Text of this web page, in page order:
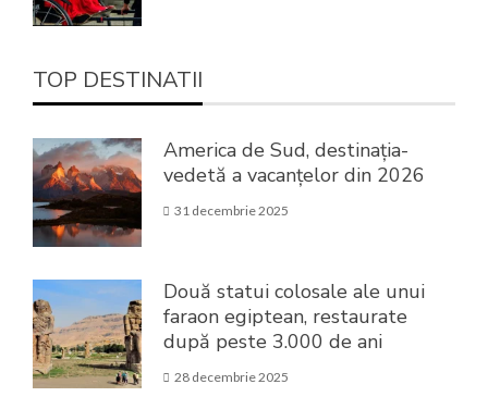
TOP DESTINATII
America de Sud, destinația-
vedetă a vacanțelor din 2026
31 decembrie 2025
Două statui colosale ale unui
faraon egiptean, restaurate
după peste 3.000 de ani
28 decembrie 2025